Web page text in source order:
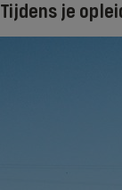
Tijdens je
Voor deze
nodigen wij